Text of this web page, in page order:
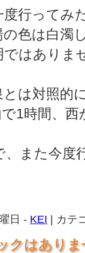
行ってみ
色は白濁
はありま
は対照的
1時間、
また今度
日 - KEI | カテ
クはあり